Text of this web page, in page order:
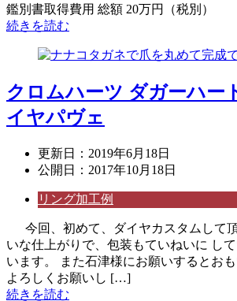
鑑別書取得費用 総額 20万円（税別）
続きを読む
クロムハーツ ダガーハ
イヤパヴェ
更新日： 2019年6月18日
公開日： 2017年10月18日
リング加工例
今回、初めて、ダイヤカスタムして
いな仕上がりで、包装もていねいに し
います。 また石津様にお願いするとお
よろしくお願いし […]
続きを読む